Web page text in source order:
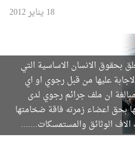
18 يناير 2012
بحقوق الانسان الاساسية التي
عليها من قبل رجوي او اي
ان ملف جرائم رجوي لدى
بحق اعضاء زمرته فاقة ضخامتها
الوثائق والمستمسكات.......